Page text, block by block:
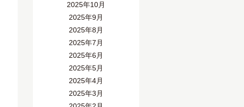
2025年10月
2025年9月
2025年8月
2025年7月
2025年6月
2025年5月
2025年4月
2025年3月